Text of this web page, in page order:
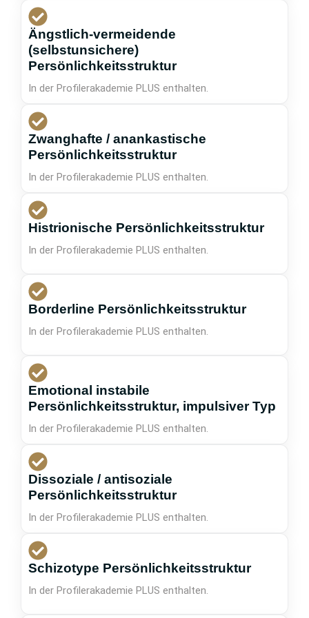
Ängstlich-vermeidende
(selbstunsichere)
Persönlichkeitsstruktur
In der Profilerakademie PLUS enthalten.
Zwanghafte / anankastische
Persönlichkeitsstruktur
In der Profilerakademie PLUS enthalten.
Histrionische Persönlichkeitsstruktur
In der Profilerakademie PLUS enthalten.
Borderline Persönlichkeitsstruktur
In der Profilerakademie PLUS enthalten.
Emotional instabile
Persönlichkeitsstruktur, impulsiver Typ
In der Profilerakademie PLUS enthalten.
Dissoziale / antisoziale
Persönlichkeitsstruktur
In der Profilerakademie PLUS enthalten.
Schizotype Persönlichkeitsstruktur
In der Profilerakademie PLUS enthalten.